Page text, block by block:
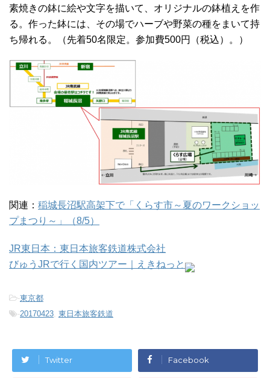
素焼きの鉢に絵や文字を描いて、オリジナルの鉢植えを作
る。作った鉢には、その場でハーブや野菜の種をまいて持
ち帰れる。（先着50名限定。参加費500円（税込）。）
関連： 稲城長沼駅高架下で「くらす市～夏のワークショッ
プまつり～」（8/5）
JR東日本：東日本旅客鉄道株式会社
びゅうJRで行く国内ツアー｜えきねっと
-東京都
-20170423 東日本旅客鉄道
Twitter Facebook